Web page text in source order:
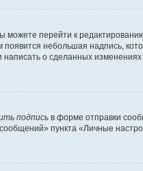
перейти к
небольшая надпись,
о сделанных
подпись в форме отправки
пункта «Личные